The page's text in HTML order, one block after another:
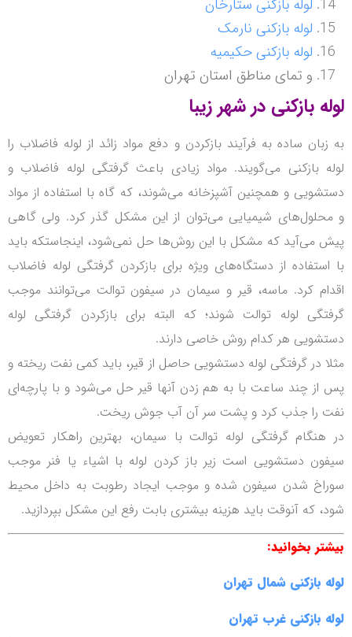
لوله بازکنی نارمک
لوله بازکنی حکیمیه
و تمای مناطق استان تهران
لوله بازکنی در شهر زیبا
به زبان ساده به فرآیند بازکردن و دفع مواد زائد از لوله فاضلاب را
لوله بازکنی می‌گویند. مواد زیادی باعث گرفتگی لوله فاضلاب و
دستشویی و همچنین آشپزخانه می‌شوند، که گاه با استفاده از مواد
و محلول‌های شیمیایی می‌توان از این مشکل گذر کرد. ولی گاهی
پیش می‌آید که مشکل با این روش‌ها حل نمی‌شود، اینجاستکه باید
با استفاده از دستگاه‌های ویژه برای بازکردن گرفتگی لوله فاضلاب
اقدام کرد. ماسه، قیر و سیمان در سیفون توالت می‌توانند موجب
گرفتگی لوله توالت شوند؛ که البته برای بازکردن گرفتگی لوله
دستشویی هر کدام روش خاصی دارند.
مثلا در گرفتگی لوله دستشویی حاصل از قیر، باید کمی نفت ریخته و
پس از چند ساعت با به هم زدن آنها قیر حل می‌شود و با پارچه‌ای
نفت را جذب کرد و پشت سر آن آب جوش ریخت.
در هنگام گرفتگی لوله توالت با سیمان، بهترین راهکار تعویض
سیفون دستشویی است زیر باز کردن لوله با اشیاء یا فنر موجب
سوراخ شدن سیفون شده و موجب ایجاد رطوبت به داخل محیط
شود، که آنوقت باید هزینه بیشتری بابت رفع این مشکل بپردازید.
بیشتر بخوانید:
لوله بازکنی شمال تهران
لوله بازکنی غرب تهران